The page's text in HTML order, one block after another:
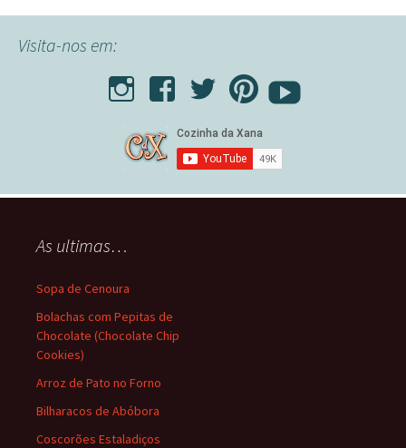
Visita-nos em:
As ultimas…
Sopa de Cenoura
Bolachas com Pepitas de
Chocolate (Chocolate Chip
Cookies)
Arroz de Pato no Forno
Bilharacos de Abóbora
Coscorões Estaladiços